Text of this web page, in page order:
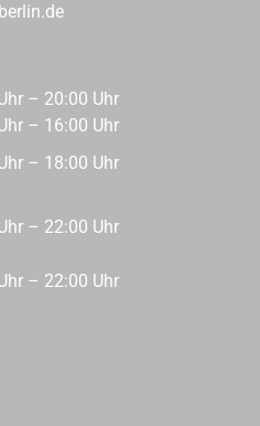
– 20:00 Uhr
– 16:00 Uhr
– 18:00 Uhr
– 22:00 Uhr
– 22:00 Uhr